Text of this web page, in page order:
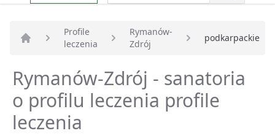
Strona główna
Profile
leczenia
Rymanów-
Zdrój
podkarpackie
Rymanów-Zdrój - sanatoria
o profilu leczenia profile
leczenia